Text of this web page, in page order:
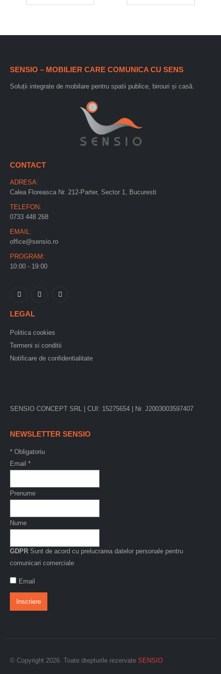
SENSIO – MOBILIER CARE COMUNICA CU SENS
Soluții integrate de mobilare pentru spatii publice, birouri și casă.
CONTACT
ADRESA:
Calea Floreasca Nr. 212-Parter, Sector 1, Bucuresti
TELEFON:
0733 448 268
EMAIL:
office@sensio.ro
PROGRAM:
10:00 - 19:00
LEGAL
Politica cookies
Termeni si conditii
Notificare de confidentialitate
SENSIO CONCEPT SRL | CUI: 15275654 | Nr. J2003003597407
NEWSLETTER SENSIO
* Obligatoriu
Email *
Prenume
Nume
GDPR Sunt de acord cu prelucrarea datelor personale pentru
comunicari comerciale
Email
© Copyright 2026. Toate drepturile rezervate SENSIO